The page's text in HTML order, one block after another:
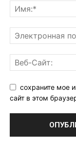
сохраните мое
сайт в этом